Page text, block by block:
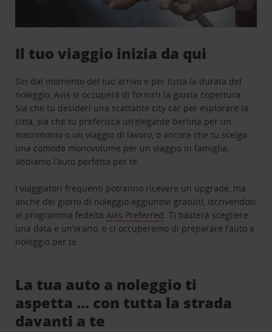
Il tuo viaggio inizia da qui
Sin dal momento del tuo arrivo e per tutta la durata del
noleggio, Avis si occuperà di fornirti la giusta copertura.
Sia che tu desideri una scattante city car per esplorare la
città, sia che tu preferisca un’elegante berlina per un
matrimonio o un viaggio di lavoro, o ancora che tu scelga
una comoda monovolume per un viaggio in famiglia,
abbiamo l’auto perfetta per te.
I viaggiatori frequenti potranno ricevere un upgrade, ma
anche dei giorni di noleggio aggiuntivi gratuiti, iscrivendosi
al programma fedeltàAvis Preferred. Ti basterà scegliere
una data e un’orario, e ci occuperemo di preparare l’auto a
noleggio per te.
La tua auto a noleggio ti
aspetta … con tutta la strada
davanti a te